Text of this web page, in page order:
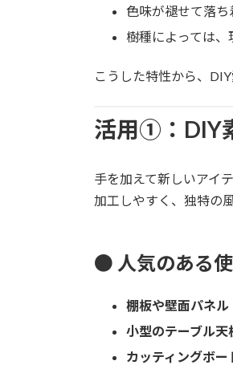
色味が褪せて落
樹種によっては
こうした特性から、
活用①：DIY
手を加えて新しいアイ
加工しやすく、独特の
● 人気のある
棚板や壁面パネル
小型のテーブル天
カッティングボー